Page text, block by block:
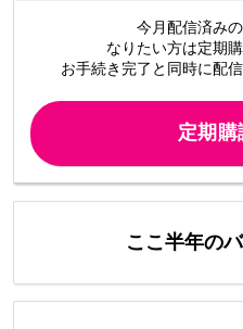
今月配信済み
なりたい方は定期
お手続き完了と同時に配
定期購
ここ半年の